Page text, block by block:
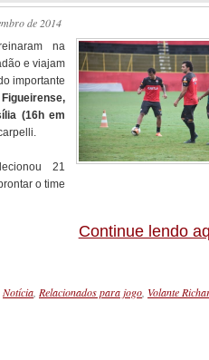
de 2014
na
e viajam
importante
(16h em
21
o time
Continue lendo
Notícia Relacionados para jogo Volante